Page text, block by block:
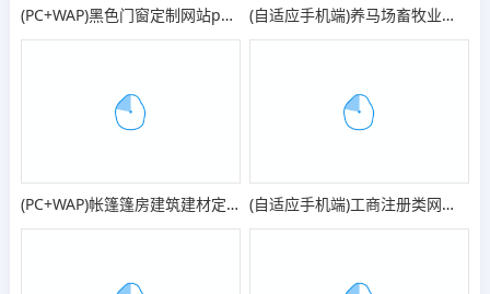
(PC+WAP)黑色门窗定制网站pbootcms模板 五金建材行业网站源码 (自适应手机端)养马场畜牧业英文网站pbootcms模板 马匹饲养养殖场网站模板
(PC+WAP)帐篷篷房建筑建材定制设计类网站pbootcms模板 临时婚葬帐篷大棚网站模板 (自适应手机端)工商注册类网站pbootcms模板 财务代理记账网站源码